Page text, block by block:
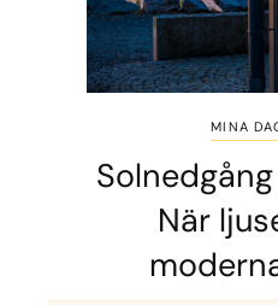
MINA
När